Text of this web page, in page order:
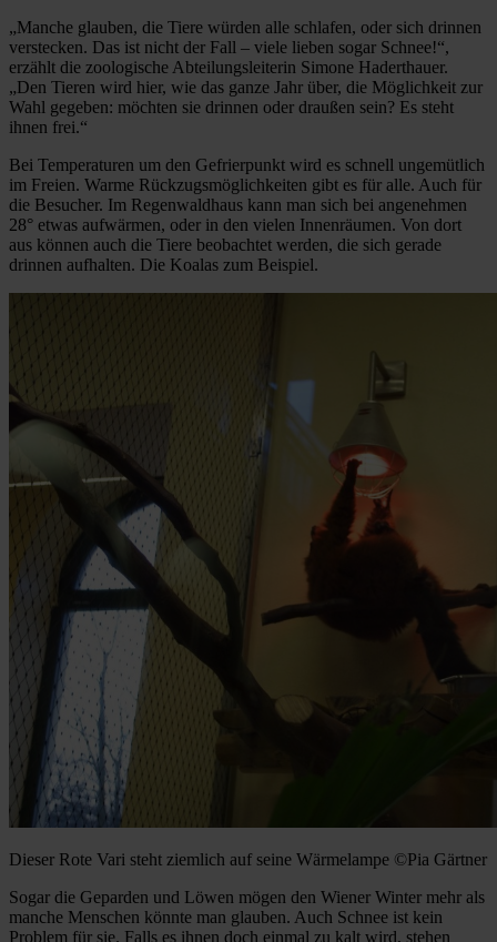
„Manche glauben, die Tiere würden alle schlafen, oder sich drinnen
verstecken. Das ist nicht der Fall – viele lieben sogar Schnee!“,
erzählt die zoologische Abteilungsleiterin Simone Haderthauer.
„Den Tieren wird hier, wie das ganze Jahr über, die Möglichkeit zur
Wahl gegeben: möchten sie drinnen oder draußen sein? Es steht
ihnen frei.“
Bei Temperaturen um den Gefrierpunkt wird es schnell ungemütlich
im Freien. Warme Rückzugsmöglichkeiten gibt es für alle. Auch für
die Besucher. Im Regenwaldhaus kann man sich bei angenehmen
28° etwas aufwärmen, oder in den vielen Innenräumen. Von dort
aus können auch die Tiere beobachtet werden, die sich gerade
drinnen aufhalten. Die Koalas zum Beispiel.
Dieser Rote Vari steht ziemlich auf seine Wärmelampe ©Pia Gärtner
Sogar die Geparden und Löwen mögen den Wiener Winter mehr als
manche Menschen könnte man glauben. Auch Schnee ist kein
Problem für sie. Falls es ihnen doch einmal zu kalt wird, stehen